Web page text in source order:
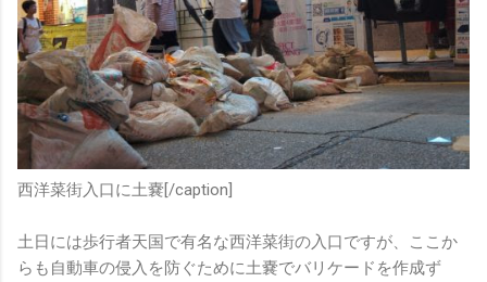
西洋菜街入口に土嚢[/caption]
土日には歩行者天国で有名な西洋菜街の入口ですが、ここか
らも自動車の侵入を防ぐために土嚢でバリケードを作成ず